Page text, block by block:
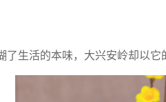
了生活的本味，大兴安岭却以